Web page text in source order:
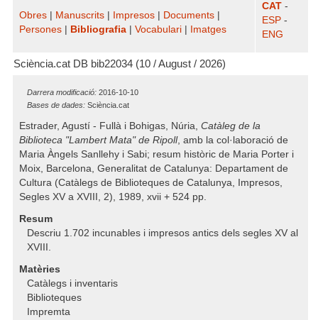
Obres Manuscrits Impresos Documents
Persones
Bibliografia Vocabulari Imatges
CAT -
ESP -
ENG
Sciència.cat DB bib22034 (10 / August / 2026)
Darrera modificació: 2016-10-10
Bases de dades: Sciència.cat
Estrader, Agustí - Fullà i Bohigas, Núria, Catàleg de la
Biblioteca "Lambert Mata" de Ripoll, amb la col·laboració de
Maria Àngels Sanllehy i Sabi; resum històric de Maria Porter i
Moix, Barcelona, Generalitat de Catalunya: Departament de
Cultura (Catàlegs de Biblioteques de Catalunya, Impresos,
Segles XV a XVIII, 2), 1989, xvii + 524 pp.
Resum
Descriu 1.702 incunables i impresos antics dels segles XV al
XVIII.
Matèries
Catàlegs i inventaris
Biblioteques
Impremta